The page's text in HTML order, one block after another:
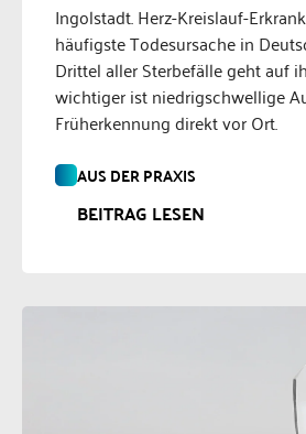
Ingolstadt. Herz-Kreislauf-
häufigste Todesursache in
Drittel aller Sterbefälle geht auf
wichtiger ist niedrigschwellige
Früherkennung direkt vor Ort.
AUS DER PRAXIS
BEITRAG LESEN